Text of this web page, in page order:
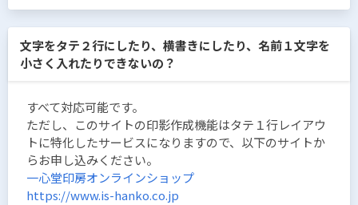
文字をタテ２行にしたり、横書きにしたり、名前１文字を
小さく入れたりできないの？
すべて対応可能です。
ただし、このサイトの印影作成機能はタテ１行レイアウ
トに特化したサービスになりますので、以下のサイトか
らお申し込みください。
一心堂印房オンラインショップ
https://www.is-hanko.co.jp